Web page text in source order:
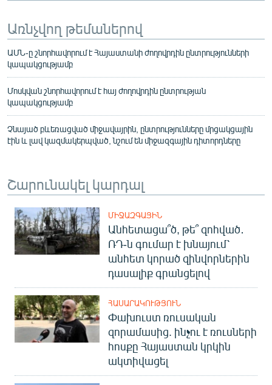
Առնչվող թեմաներով
ԱՄՆ-ը շնորհավորում է Հայաստանի ժողովրդին ընտրությունների
կապակցությամբ
Մոսկվան շնորհավորում է հայ ժողովրդին ընտրության
կապակցությամբ
Չնայած բևեռացված միջավայրին, ընտրությունները մրցակցային
էին և լավ կազմակերպված, նշում են միջազգային դիտորդները
Շարունակել կարդալ
ՄԻՋԱԶԳԱՅԻՆ
Անհետացա՞ծ, թե՞ զոհված․
ՌԴ-ն գումար է խնայում՝
անհետ կորած զինվորներին
դասալիք գրանցելով
ՀԱՍԱՐԱԿՈՒԹՅՈՒՆ
Փախուստ ռուսական
զորամասից. ինչու է ռուսների
հոսքը Հայաստան կրկին
ակտիվացել